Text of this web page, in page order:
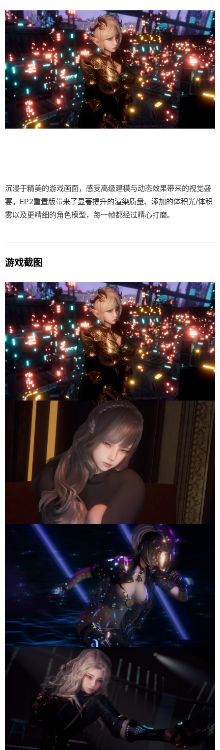
沉浸于精美的游戏画面，感受高级建模与动态效果带来的视觉盛
宴。EP2重置版带来了显著提升的渲染质量、添加的体积光/体积
雾以及更精细的角色模型，每一帧都经过精心打磨。
游戏截图